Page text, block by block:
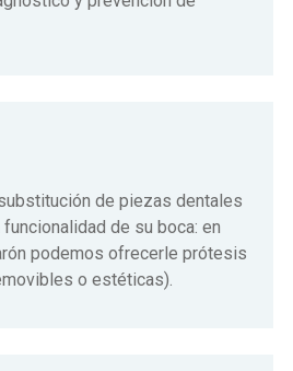
de piezas dentales
de su boca: en
podemos ofrecerle prótesis
o estéticas).